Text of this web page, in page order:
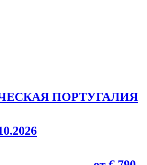
ПОРТУГАЛИЯ